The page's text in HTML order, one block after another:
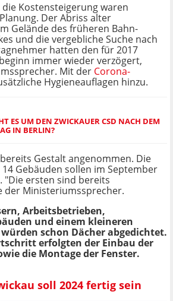
Kostensteigerung waren
Der Abriss alter
Gelände des früheren Bahn-
und die vergebliche Suche nach
hatten den für 2017
immer wieder verzögert,
Mit der Corona-
Hygieneauflagen hinzu.
ES UM DEN ZWICKAUER CSD NACH DEM
IN BERLIN?
Gestalt angenommen. Die
Gebäuden sollen im September
"Die ersten sind bereits
der Ministeriumssprecher.
Arbeitsbetrieben,
und einem kleineren
schon Dächer abgedichtet.
erfolgten der Einbau der
die Montage der Fenster.
soll 2024 fertig sein